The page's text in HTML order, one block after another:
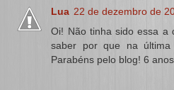
Lua 22 de dezembro de
Oi! Não tinha sido essa a
saber por que na
Parabéns pelo blog! 6